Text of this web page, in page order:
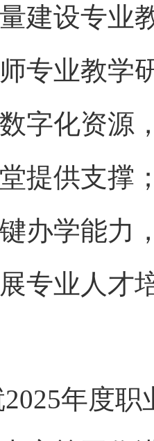
建设专业
专业教学
字化资源
提供支撑
办学能力
专业人才
2025年度职